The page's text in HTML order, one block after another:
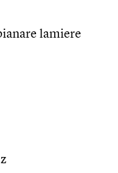
lamiere